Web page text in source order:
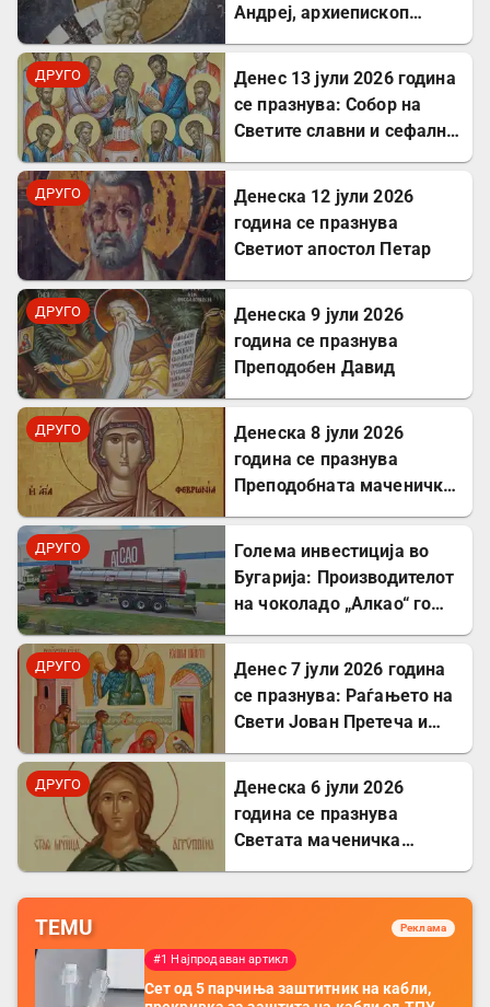
Андреј, архиепископ
ДРУГО
Денес 13 јули 2026 година
се празнува: Собор на
Светите славни и сефални
ДРУГО
Денеска 12 јули 2026
година се празнува
Светиот апостол Петар
ДРУГО
Денеска 9 јули 2026
година се празнува
Преподобен Давид
ДРУГО
Денеска 8 јули 2026
година се празнува
Преподобната маченичка
ДРУГО
Голема инвестиција во
Бугарија: Производителот
на чоколадо „Алкао“ го
ДРУГО
Денес 7 јули 2026 година
се празнува: Раѓањето на
Свети Јован Претеча и
ДРУГО
Денеска 6 јули 2026
година се празнува
Светата маченичка
TEMU Реклама
#1 Најпродаван артикл
Сет од 5 парчиња заштитник на кабли,